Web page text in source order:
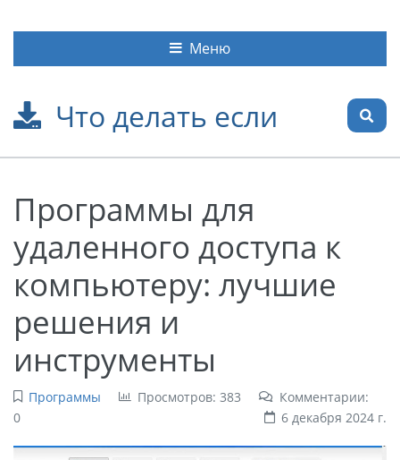
Что делать если
Меню
Программы для
удаленного доступа к
компьютеру: лучшие
решения и
инструменты
Программы Просмотров: 383
Комментарии:
0
6 декабря 2024 г.